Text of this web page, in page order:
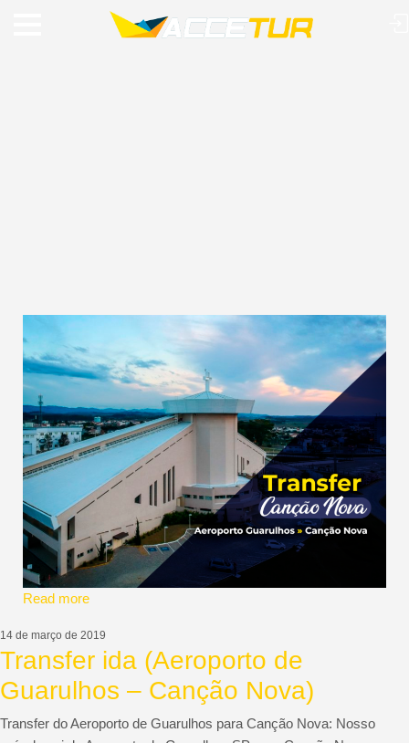
VIAJE O MUNDO COM A
ACCETUR
Read more
14 de março de 2019
Transfer ida (Aeroporto de
Guarulhos – Canção Nova)
Transfer do Aeroporto de Guarulhos para Canção Nova: Nosso